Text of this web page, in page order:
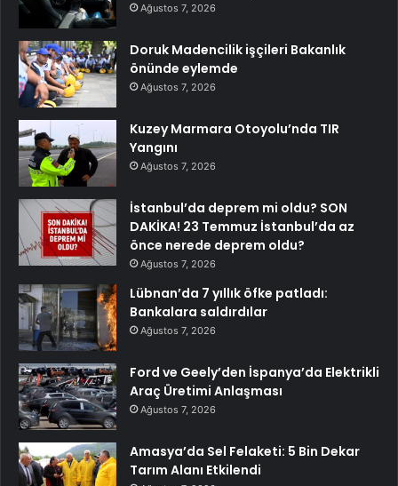
Ağustos 7, 2026
Doruk Madencilik işçileri Bakanlık
önünde eylemde
Ağustos 7, 2026
Kuzey Marmara Otoyolu’nda TIR
Yangını
Ağustos 7, 2026
İstanbul’da deprem mi oldu? SON
DAKİKA! 23 Temmuz İstanbul’da az
önce nerede deprem oldu?
Ağustos 7, 2026
Lübnan’da 7 yıllık öfke patladı:
Bankalara saldırdılar
Ağustos 7, 2026
Ford ve Geely’den İspanya’da Elektrikli
Araç Üretimi Anlaşması
Ağustos 7, 2026
Amasya’da Sel Felaketi: 5 Bin Dekar
Tarım Alanı Etkilendi